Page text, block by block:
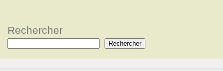
Rechercher
Rechercher